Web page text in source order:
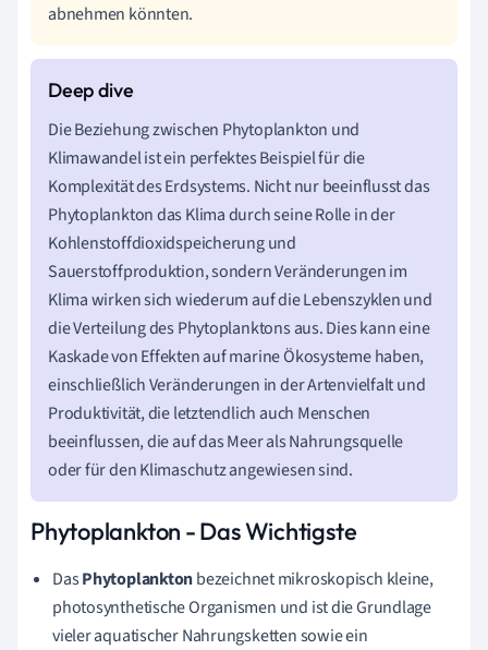
abnehmen könnten.
Die Beziehung zwischen Phytoplankton und
Klimawandel ist ein perfektes Beispiel für die
Komplexität des Erdsystems. Nicht nur beeinflusst das
Phytoplankton das Klima durch seine Rolle in der
Kohlenstoffdioxidspeicherung und
Sauerstoffproduktion, sondern Veränderungen im
Klima wirken sich wiederum auf die Lebenszyklen und
die Verteilung des Phytoplanktons aus. Dies kann eine
Kaskade von Effekten auf marine Ökosysteme haben,
einschließlich Veränderungen in der Artenvielfalt und
Produktivität, die letztendlich auch Menschen
beeinflussen, die auf das Meer als Nahrungsquelle
oder für den Klimaschutz angewiesen sind.
Phytoplankton - Das Wichtigste
DasPhytoplanktonbezeichnet mikroskopisch kleine,
photosynthetische Organismen und ist die Grundlage
vieler aquatischer Nahrungsketten sowie ein